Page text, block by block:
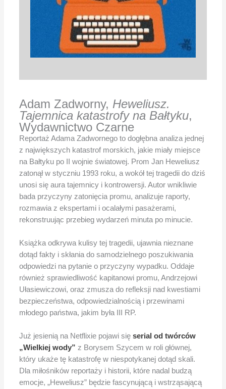
Adam Zadworny, Heweliusz.
Tajemnica katastrofy na Bałtyku,
Wydawnictwo Czarne
Reportaż Adama Zadwornego to dogłębna analiza jednej
z największych katastrof morskich, jakie miały miejsce
na Bałtyku po II wojnie światowej. Prom Jan Heweliusz
zatonął w styczniu 1993 roku, a wokół tej tragedii do dziś
unosi się aura tajemnicy i kontrowersji. Autor wnikliwie
bada przyczyny zatonięcia promu, analizuje raporty,
rozmawia z ekspertami i ocalałymi pasażerami,
rekonstruując przebieg wydarzeń minuta po minucie.
Książka odkrywa kulisy tej tragedii, ujawnia nieznane
dotąd fakty i skłania do samodzielnego poszukiwania
odpowiedzi na pytanie o przyczyny wypadku. Oddaje
również sprawiedliwość kapitanowi promu, Andrzejowi
Ułasiewiczowi, oraz zmusza do refleksji nad kwestiami
bezpieczeństwa, odpowiedzialnością i przewinami
młodego państwa, jakim była III RP.
Już jesienią na Netflixie pojawi się serial od twórców
„Wielkiej wody” z Borysem Szycem w roli głównej,
który ukaże tę katastrofę w niespotykanej dotąd skali.
Dla miłośników reportaży i historii, które nadal budzą
emocje, „Heweliusz” będzie fascynującą i wstrząsającą